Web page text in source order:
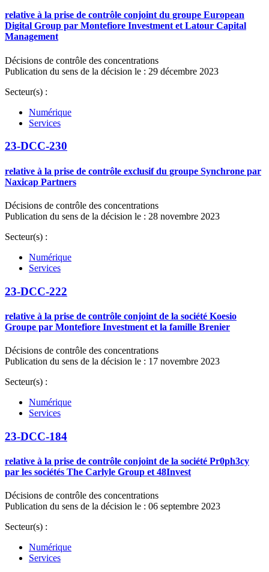
relative à la prise de contrôle conjoint du groupe European
Digital Group par Montefiore Investment et Latour Capital
Management
Décisions de contrôle des concentrations
Publication du sens de la décision le : 29 décembre 2023
Secteur(s) :
Numérique
Services
23-DCC-230
relative à la prise de contrôle exclusif du groupe Synchrone par
Naxicap Partners
Décisions de contrôle des concentrations
Publication du sens de la décision le : 28 novembre 2023
Secteur(s) :
Numérique
Services
23-DCC-222
relative à la prise de contrôle conjoint de la société Koesio
Groupe par Montefiore Investment et la famille Brenier
Décisions de contrôle des concentrations
Publication du sens de la décision le : 17 novembre 2023
Secteur(s) :
Numérique
Services
23-DCC-184
relative à la prise de contrôle conjoint de la société Pr0ph3cy
par les sociétés The Carlyle Group et 48Invest
Décisions de contrôle des concentrations
Publication du sens de la décision le : 06 septembre 2023
Secteur(s) :
Numérique
Services